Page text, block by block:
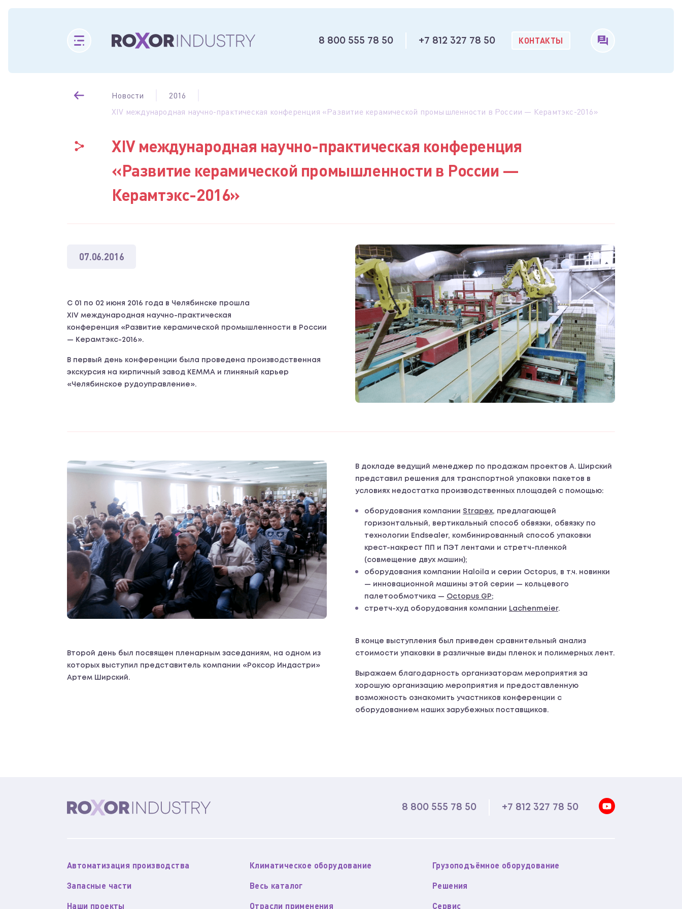
8 800 555 78 50 +7 812 327 78 50 КОНТАКТЫ
Новости
2016
XIV международная научно-практическая конференция «Развитие керамической промышленности в России — Керамтэкс-2016»
XIV международная научно-практическая конференция
«Развитие керамической промышленности в России —
Керамтэкс-2016»
07.06.2016
С 01 по 02 июня 2016 года в Челябинске прошла
XIV международная научно-практическая
конференция «Развитие керамической промышленности в России
— Керамтэкс-2016».
В первый день конференции была проведена производственная
экскурсия на кирпичный завод КЕММА и глиняный карьер
«Челябинское рудоуправление».
Второй день был посвящен пленарным заседаниям, на одном из
которых выступил представитель компании «Роксор Индастри»
Артем Ширский.
В докладе ведущий менеджер по продажам проектов А. Ширский
представил решения для транспортной упаковки пакетов в
условиях недостатка производственных площадей с помощью:
оборудования компании Strapex, предлагающей
горизонтальный, вертикальный способ обвязки, обвязку по
технологии Endsealer, комбинированный способ упаковки
крест-накрест ПП и ПЭТ лентами и стретч-пленкой
(совмещение двух машин);
оборудования компании Haloila и серии Octopus, в т.ч. новинки
— инновационной машины этой серии — кольцевого
палетообмотчика — Octopus GP;
стретч-худ оборудования компании Lachenmeier.
В конце выступления был приведен сравнительный анализ
стоимости упаковки в различные виды пленок и полимерных лент.
Выражаем благодарность организаторам мероприятия за
хорошую организацию мероприятия и предоставленную
возможность ознакомить участников конференции с
оборудованием наших зарубежных поставщиков.
8 800 555 78 50 +7 812 327 78 50
Автоматизация производства Климатическое оборудование
Грузоподъёмное оборудование
Запасные части
Весь каталог
Решения
Наши проекты
Отрасли применения Сервис